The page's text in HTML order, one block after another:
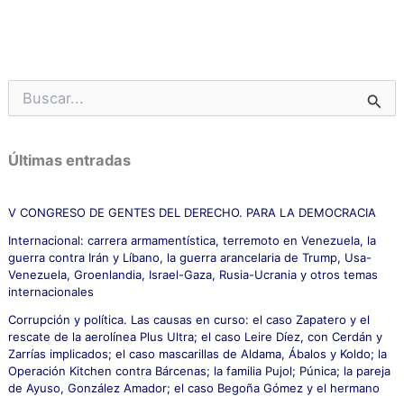
u
c
a
p
r
:
Últimas entradas
V CONGRESO DE GENTES DEL DERECHO. PARA LA DEMOCRACIA
Internacional: carrera armamentística, terremoto en Venezuela, la
guerra contra Irán y Líbano, la guerra arancelaria de Trump, Usa-
Venezuela, Groenlandia, Israel-Gaza, Rusia-Ucrania y otros temas
internacionales
Corrupción y política. Las causas en curso: el caso Zapatero y el
rescate de la aerolínea Plus Ultra; el caso Leire Díez, con Cerdán y
Zarrías implicados; el caso mascarillas de Aldama, Ábalos y Koldo; la
Operación Kitchen contra Bárcenas; la familia Pujol; Púnica; la pareja
de Ayuso, González Amador; el caso Begoña Gómez y el hermano